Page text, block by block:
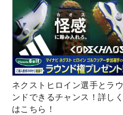
ネクストヒロイン選手とラウ
ンドできるチャンス！詳しく
はこちら！